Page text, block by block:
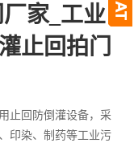
家_工业
止回拍门
止回防倒灌设备，采
印染、制药等工业污